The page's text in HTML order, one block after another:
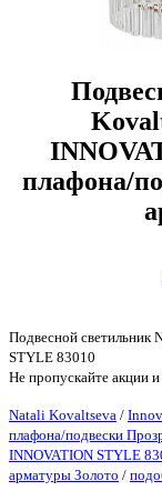
плафона/
Подвесной
STYLE 83010
Не пропускайте акции
Natali Kovaltseva /
плафона/подвески
INNOVATION STYLE
арматуры Золото /